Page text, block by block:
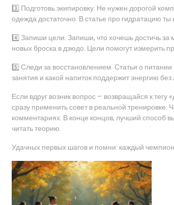
3️⃣ Подготовь экипировку. Не нужен дорогой
одежда достаточно. В статье про гидратацию
4️⃣ Запиши цели. Запиши, что хочешь достичь за
новых броска в дзюдо. Цели помогут измерить
5️⃣ Следи за восстановлением. Статьи о
занятия и какой напиток поддержит энергию
Если вдруг возник вопрос – возвращайся к
сразу применить совет в реальной тренировке.
комментариях. В конце концов, лучший способ
читать теорию.
Удачных первых шагов и помни: каждый чемпион